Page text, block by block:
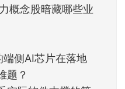
概念股暗藏哪些业
侧AI芯片在落地
题？